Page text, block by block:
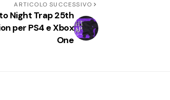
ARTICOLO SUCCESSIVO
Night Trap 25th
per PS4 e Xbox
One